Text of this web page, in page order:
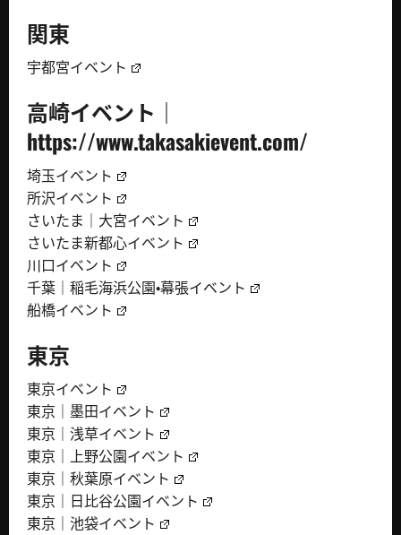
関東
宇都宮イベント
高崎イベント｜
https://www.takasakievent.com/
埼玉イベント
所沢イベント
さいたま｜大宮イベント
さいたま新都心イベント
川口イベント
千葉｜稲毛海浜公園・幕張イベント
船橋イベント
東京
東京イベント
東京｜墨田イベント
東京｜浅草イベント
東京｜上野公園イベント
東京｜秋葉原イベント
東京｜日比谷公園イベント
東京｜池袋イベント